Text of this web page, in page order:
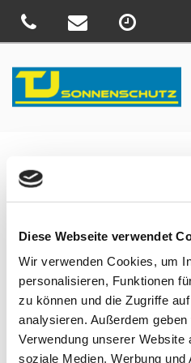
Diese Webseite verwendet
Wir verwenden Cookies, um
personalisieren, Funktionen
zu können und die Zugriffe
analysieren. Außerdem
Verwendung unserer Website
soziale Medien, Werbung
Sie sind hier:
Veröffentlicht
22. Dezember 2021
Mehr Komfort mit WMS und
Sonnenschutz intelligent
Erweiterung von homee die
homee ist Ihre modulare und
Home Zentrale. Bedienen Sie Ihr